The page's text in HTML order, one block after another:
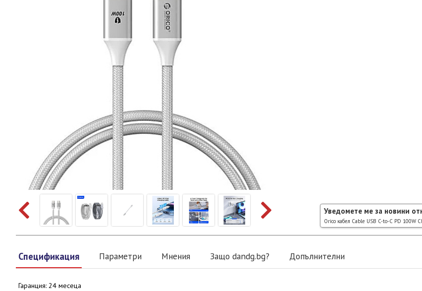
Уведомете ме за новини
Orico кабел Cable USB C-to-C PD 100W
Спецификация Параметри Мнения Защо dandg.bg? Допълнителни
Гаранция: 24 месеца